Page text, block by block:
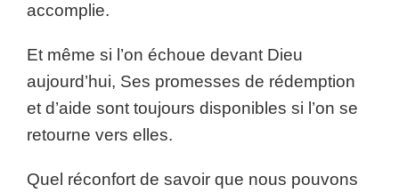
accomplie.
Et même si l’on échoue devant Dieu
aujourd’hui, Ses promesses de rédemption
et d’aide sont toujours disponibles si l’on se
retourne vers elles.
Quel réconfort de savoir que nous pouvons